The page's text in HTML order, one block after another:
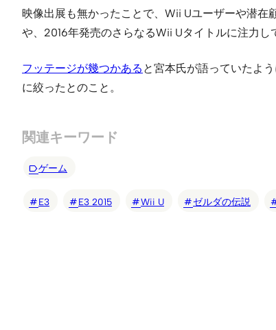
映像出展も無かったことで、Wii Uユーザーや潜在
や、2016年発売のさらなるWii Uタイトルに注力し
フッテージが幾つかある と宮本氏が語っていたよ
に絞ったとのこと。
関連キーワード
ゲーム
E3 E3 2015 Wii U ゼルダの伝説